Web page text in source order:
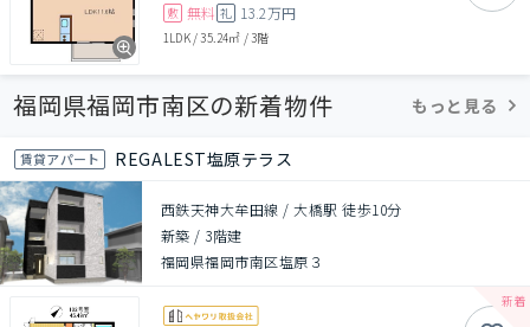
敷 無料 礼 13.2万円
1LDK/35.24㎡ /3階
福岡県福岡市南区の新着物件 もっと見る
賃貸アパート REGALEST塩原テラス
西鉄天神大牟田線 / 大橋駅 徒歩10分
新築 / 3階建
福岡県福岡市南区塩原３